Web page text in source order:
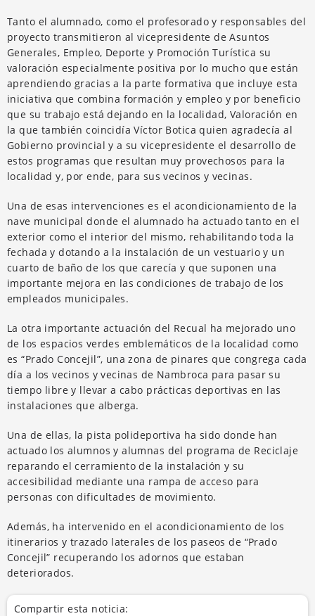
Tanto el alumnado, como el profesorado y responsables del
proyecto transmitieron al vicepresidente de Asuntos
Generales, Empleo, Deporte y Promoción Turística su
valoración especialmente positiva por lo mucho que están
aprendiendo gracias a la parte formativa que incluye esta
iniciativa que combina formación y empleo y por beneficio
que su trabajo está dejando en la localidad, Valoración en
la que también coincidía Víctor Botica quien agradecía al
Gobierno provincial y a su vicepresidente el desarrollo de
estos programas que resultan muy provechosos para la
localidad y, por ende, para sus vecinos y vecinas.
Una de esas intervenciones es el acondicionamiento de la
nave municipal donde el alumnado ha actuado tanto en el
exterior como el interior del mismo, rehabilitando toda la
fechada y dotando a la instalación de un vestuario y un
cuarto de baño de los que carecía y que suponen una
importante mejora en las condiciones de trabajo de los
empleados municipales.
La otra importante actuación del Recual ha mejorado uno
de los espacios verdes emblemáticos de la localidad como
es “Prado Concejil”, una zona de pinares que congrega cada
día a los vecinos y vecinas de Nambroca para pasar su
tiempo libre y llevar a cabo prácticas deportivas en las
instalaciones que alberga.
Una de ellas, la pista polideportiva ha sido donde han
actuado los alumnos y alumnas del programa de Reciclaje
reparando el cerramiento de la instalación y su
accesibilidad mediante una rampa de acceso para
personas con dificultades de movimiento.
Además, ha intervenido en el acondicionamiento de los
itinerarios y trazado laterales de los paseos de “Prado
Concejil” recuperando los adornos que estaban
deteriorados.
Compartir esta noticia: